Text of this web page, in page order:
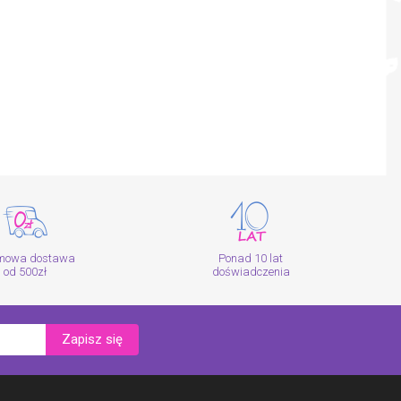
dostawa
od 500zł
Ponad 10 lat
doświadczenia
Zapisz się